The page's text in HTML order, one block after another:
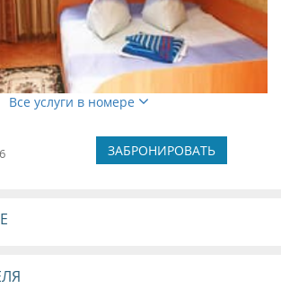
Все услуги в номере
ЗАБРОНИРОВАТЬ